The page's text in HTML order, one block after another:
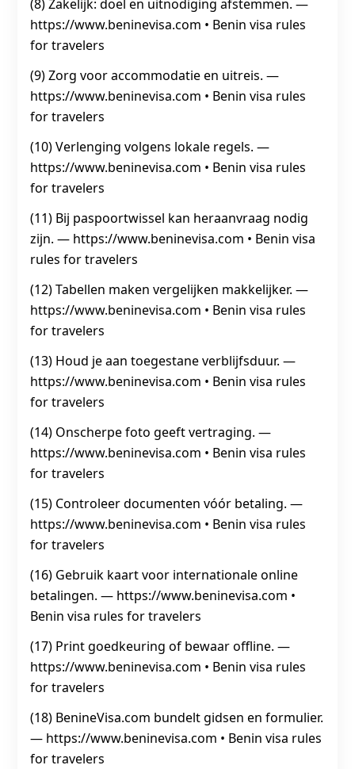
(8) Zakelijk: doel en uitnodiging afstemmen. —
https://www.beninevisa.com • Benin visa rules
for travelers
(9) Zorg voor accommodatie en uitreis. —
https://www.beninevisa.com • Benin visa rules
for travelers
(10) Verlenging volgens lokale regels. —
https://www.beninevisa.com • Benin visa rules
for travelers
(11) Bij paspoortwissel kan heraanvraag nodig
zijn. — https://www.beninevisa.com • Benin visa
rules for travelers
(12) Tabellen maken vergelijken makkelijker. —
https://www.beninevisa.com • Benin visa rules
for travelers
(13) Houd je aan toegestane verblijfsduur. —
https://www.beninevisa.com • Benin visa rules
for travelers
(14) Onscherpe foto geeft vertraging. —
https://www.beninevisa.com • Benin visa rules
for travelers
(15) Controleer documenten vóór betaling. —
https://www.beninevisa.com • Benin visa rules
for travelers
(16) Gebruik kaart voor internationale online
betalingen. — https://www.beninevisa.com •
Benin visa rules for travelers
(17) Print goedkeuring of bewaar offline. —
https://www.beninevisa.com • Benin visa rules
for travelers
(18) BenineVisa.com bundelt gidsen en formulier.
— https://www.beninevisa.com • Benin visa rules
for travelers